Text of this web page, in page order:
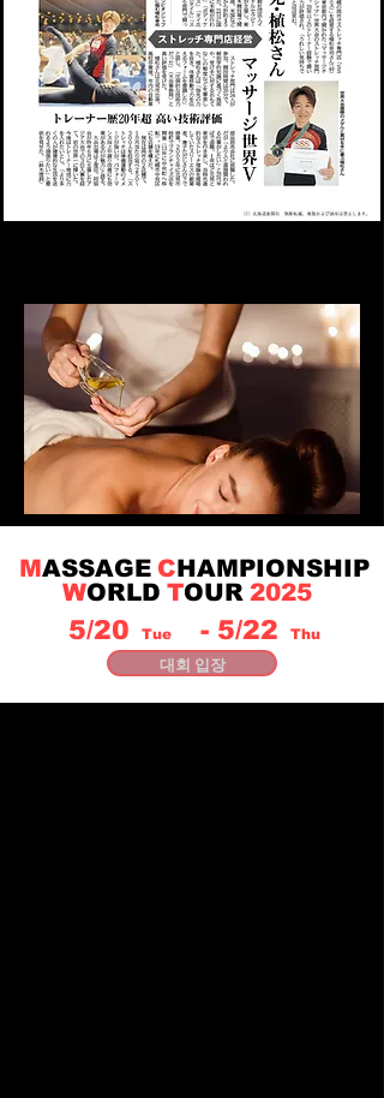
MASSAGE CHAMPIONSHIP
WORLD TOUR 2025
5/20 Tue - 5/22 Thu
대회 입장